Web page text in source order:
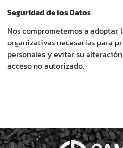
Seguridad de los Datos
Nos comprometemos a adoptar
organizativas necesarias para
personales y evitar su
acceso no autorizado.